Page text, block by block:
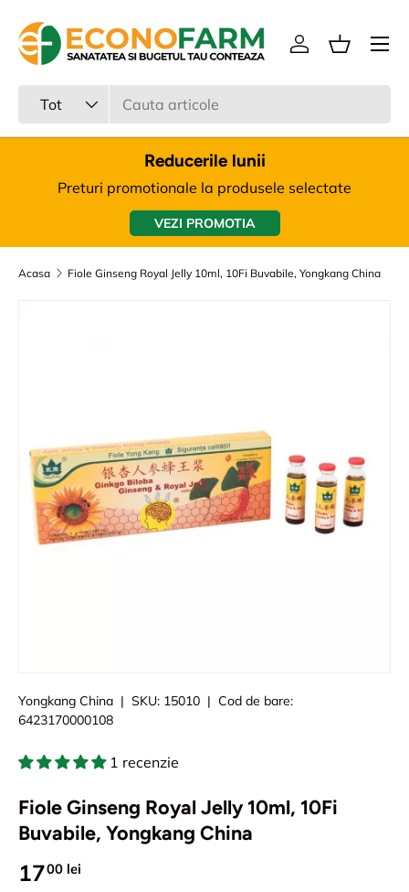
Sari la continut
Tot
Intra in cont
Cos
Meniu
Reducerile lunii
Preturi promotionale la produsele selectate
VEZI PROMOTIA
Acasa Fiole Ginseng Royal Jelly 10ml, 10Fi Buvabile, Yongkang China
Yongkang China | SKU: 15010 | Cod de bare:
6423170000108
1 recenzie
Fiole Ginseng Royal Jelly 10ml, 10Fi
Buvabile, Yongkang China
1700 lei